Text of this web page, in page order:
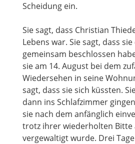
Scheidung ein.
Sie sagt, dass Christian
Lebens war. Sie sagt, dass
gemeinsam beschlossen
sie am 14. August bei dem
Wiedersehen in seine
sagt, dass sie sich küssten.
dann ins Schlafzimmer
sie nach dem anfänglich
trotz ihrer wiederholten Bitte
vergewaltigt wurde. Drei